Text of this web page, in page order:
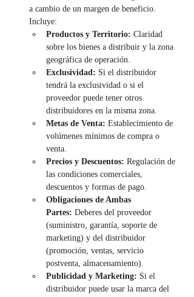
a cambio de un margen de beneficio.
Incluye:
Productos y Territorio: Claridad
sobre los bienes a distribuir y la zona
geográfica de operación.
Exclusividad: Si el distribuidor
tendrá la exclusividad o si el
proveedor puede tener otros
distribuidores en la misma zona.
Metas de Venta: Establecimiento de
volúmenes mínimos de compra o
venta.
Precios y Descuentos: Regulación de
las condiciones comerciales,
descuentos y formas de pago.
Obligaciones de Ambas
Partes: Deberes del proveedor
(suministro, garantía, soporte de
marketing) y del distribuidor
(promoción, ventas, servicio
postventa, almacenamiento).
Publicidad y Marketing: Si el
distribuidor puede usar la marca del